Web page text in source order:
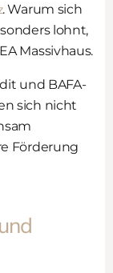
. Warum sich
lohnt,
Massivhaus.
und BAFA-
sich nicht
Förderung